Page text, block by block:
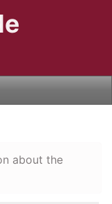
about the